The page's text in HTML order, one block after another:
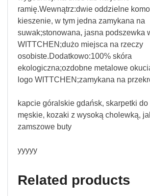
ramię.Wewnątrz:dwie oddzielne
kieszenie, w tym jedna zamykana na
suwak;stonowana, jasna podszewka
WITTCHEN;dużo miejsca na rzeczy
osobiste.Dodatkowo:100% skóra
ekologiczna;ozdobne metalowe
logo WITTCHEN;zamykana na
kapcie góralskie gdańsk, skarpetki
męskie, kozaki z wysoką cholewką,
zamszowe buty
yyyyy
Related products